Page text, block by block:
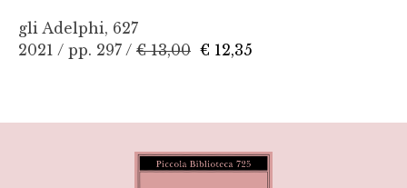
gli Adelphi, 627
2021 / pp. 297 / € 13,00 € 12,35